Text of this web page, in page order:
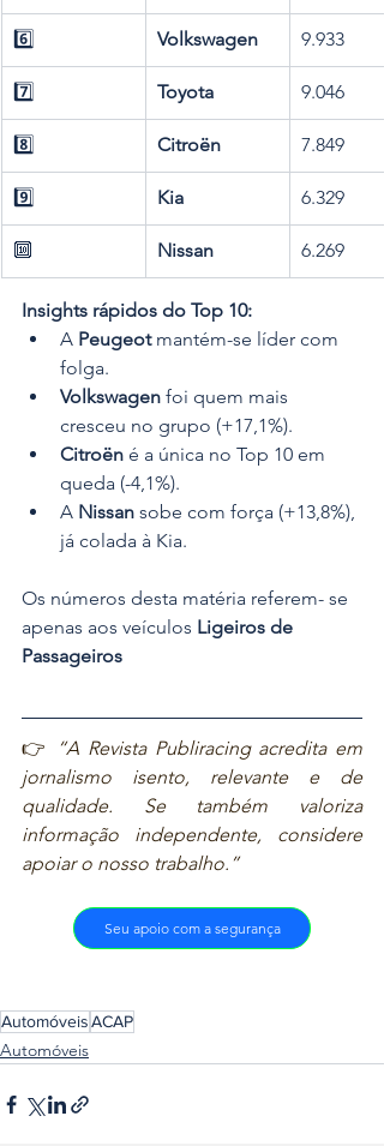
6️⃣ Volkswagen 9.933
7️⃣ Toyota 9.046
8️⃣ Citroën 7.849
9️⃣ Kia 6.329
🔟 Nissan 6.269
Insights rápidos do Top 10:
A Peugeot mantém-se líder com
folga.
Volkswagen foi quem mais
cresceu no grupo (+17,1%).
Citroën é a única no Top 10 em
queda (-4,1%).
A Nissan sobe com força (+13,8%),
já colada à Kia.
Os números desta matéria referem- se
apenas aos veículos Ligeiros de
Passageiros
👉
“A Revista Publiracing acredita em
jornalismo isento, relevante e de
qualidade. Se também valoriza
informação independente, considere
apoiar o nosso trabalho.”
Seu apoio com a segurança
AutomóveisACAP
Automóveis